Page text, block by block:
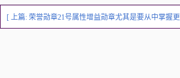
[ 上篇: 荣誉勋章21号属性增益勋章尤其是要从中掌握